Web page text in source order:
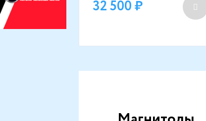
32 500